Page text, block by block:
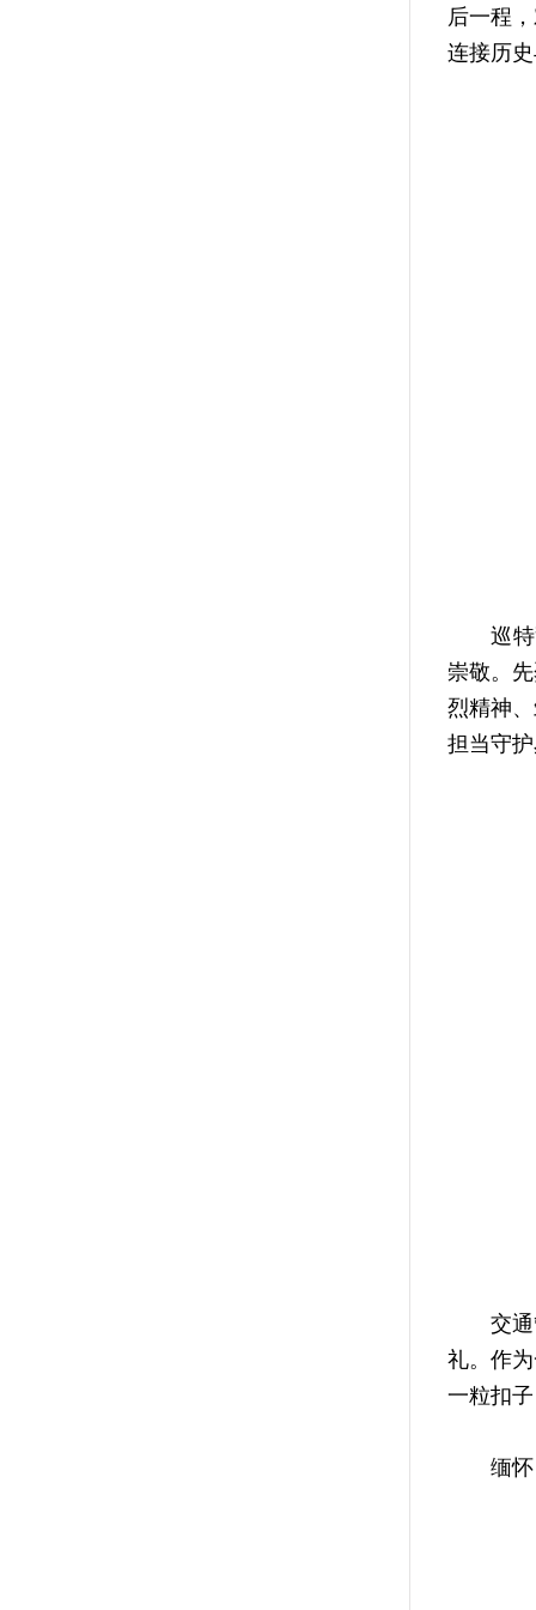
后一程
连接历
巡特警
崇敬。
烈精神
担当守
交通管
礼。作
一粒扣
缅怀，